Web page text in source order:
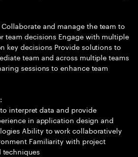
and manage the team to
team decisions Engage with multiple
key decisions Provide solutions to
team and across multiple teams
sessions to enhance team
interpret data and provide
in application design and
Ability to work collaboratively
Familiarity with project
techniques